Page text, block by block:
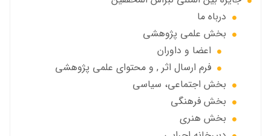
درباه ما
بخش علمی پژوهشی
اعضا و داوران
فرم ارسال اثر , و محتوای علمی پژوهشی
بخش اجتماعی، سياسي
بخش فرهنگی
بخش هنری